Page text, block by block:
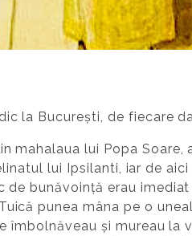
la București, de fiecare
mahalaua lui Popa
lui Ipsilanti, iar de
de bunăvoință erau
punea mâna pe o
îmbolnăveau și mureau la